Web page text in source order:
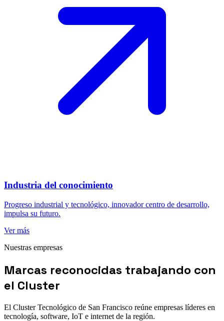
Industria del conocimiento
Progreso industrial y tecnológico, innovador centro de desarrollo,
impulsa su futuro.
Ver más
Nuestras empresas
Marcas reconocidas trabajando con
el Cluster
El Cluster Tecnológico de San Francisco reúne empresas líderes en
tecnología, software, IoT e internet de la región.